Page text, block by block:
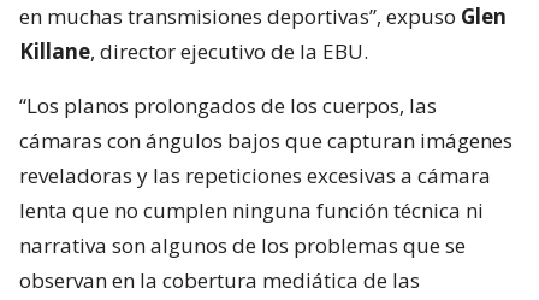
en muchas transmisiones deportivas”, expuso Glen
Killane, director ejecutivo de la EBU.
“Los planos prolongados de los cuerpos, las
cámaras con ángulos bajos que capturan imágenes
reveladoras y las repeticiones excesivas a cámara
lenta que no cumplen ninguna función técnica ni
narrativa son algunos de los problemas que se
observan en la cobertura mediática de las